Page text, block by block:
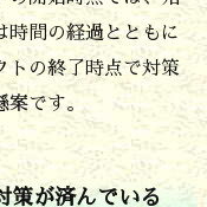
間の経過とともに
トの終了時点で対策
です。
策が済んでいる